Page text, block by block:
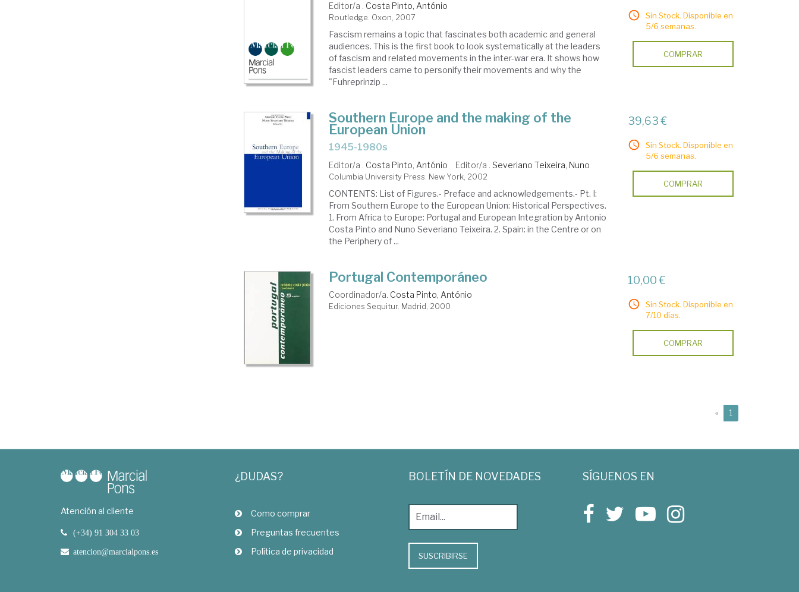
Editor/a . Costa Pinto, António
Routledge. Oxon, 2007
Fascism remains a topic that fascinates both academic and general
audiences. This is the first book to look systematically at the leaders
of fascism and related movements in the inter-war era. It shows how
fascist leaders came to personify their movements and why the
"Fuhreprinzip ...
Sin Stock. Disponible en
5/6 semanas.
COMPRAR
Southern Europe and the making of the
European Union
1945-1980s
Editor/a . Costa Pinto, António Editor/a . Severiano Teixeira, Nuno
Columbia University Press. New York, 2002
CONTENTS: List of Figures.- Preface and acknowledgements.- Pt. I:
From Southern Europe to the European Union: Historical Perspectives.
1. From Africa to Europe: Portugal and European Integration by Antonio
Costa Pinto and Nuno Severiano Teixeira. 2. Spain: in the Centre or on
the Periphery of ...
39,63 €
Sin Stock. Disponible en
5/6 semanas.
COMPRAR
Portugal Contemporáneo
Coordinador/a. Costa Pinto, António
Ediciones Sequitur. Madrid, 2000
10,00 €
Sin Stock. Disponible en
7/10 días.
COMPRAR
« 1
Atención al cliente
(+34) 91 304 33 03
atencion@marcialpons.es
¿DUDAS?
Como comprar
Preguntas frecuentes
Política de privacidad
BOLETÍN DE NOVEDADES
SUSCRIBIRSE
SÍGUENOS EN